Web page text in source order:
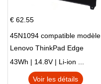
€ 62.55
45N1094 compatible modèle
Lenovo ThinkPad Edge
S230u Twist
43Wh | 14.8V | Li-ion ...
Voir les détails